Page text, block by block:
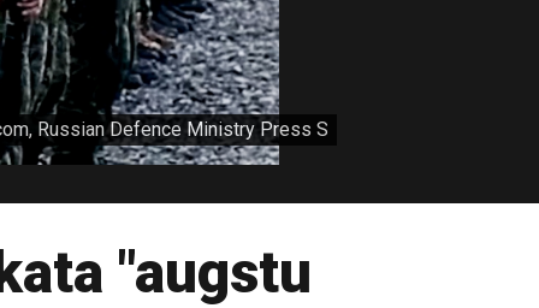
Russian Defence Ministry Press S
"augstu